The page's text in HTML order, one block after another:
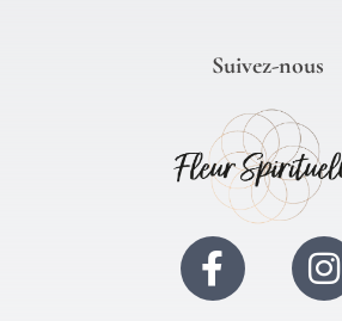
Suivez-nous
F
a
I
n